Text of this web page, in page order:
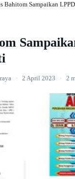
Bahitom Sampaikan
· 2 April 2023 · 2